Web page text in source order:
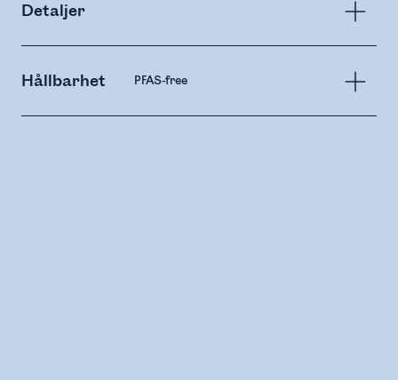
Detaljer
Hållbarhet PFAS-free